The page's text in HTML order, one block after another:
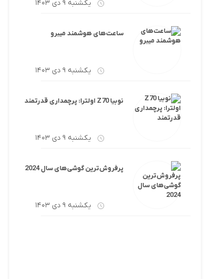
یکشنبه 9 دی 1403
ساعت‌های هوشمند میبرو
یکشنبه 9 دی 1403
نوبیا Z70 اولترا: پرچمداری قدرتمند
یکشنبه 9 دی 1403
پرفروش‌ترین گوشی‌های سال 2024
یکشنبه 9 دی 1403